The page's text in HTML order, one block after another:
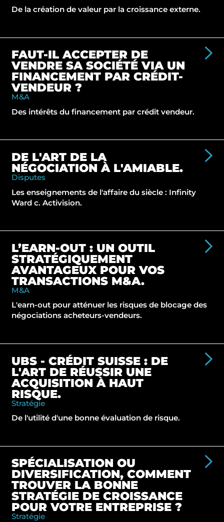
De la création de valeur par la croissance externe.
FAUT-IL ACCEPTER DE
VENDRE SA SOCIÉTÉ VIA UN
FINANCEMENT PAR CRÉDIT-
VENDEUR ?
M&A
Des intérêts du financement par crédit vendeur.
DE L'ART DE LA
NÉGOCIATION À L'AMIABLE.
Disputes
Les enseignements de l'affaire du siècle : Infinity
Ward c. Activision.
L’EARN-OUT : UN OUTIL
STRATÉGIQUEMENT
AVANTAGEUX POUR VOS
TRANSACTIONS M&A.
M&A
L'earn-out pour atténuer les risques de blocage des
négociations acheteurs-vendeurs.
UBS - CRÉDIT SUISSE : DE
L'ART DE RÉUSSIR UNE
ACQUISITION À HAUT
RISQUE.
Stratégie
De l'utilité d'une bonne évaluation de risque.
SPÉCIALISATION OU
DIVERSIFICATION, COMMENT
TROUVER LA BONNE
STRATÉGIE DE CROISSANCE
POUR VOTRE ENTREPRISE ?
Stratégie